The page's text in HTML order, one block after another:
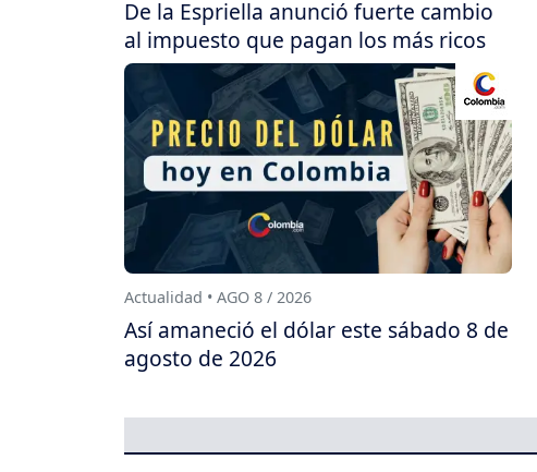
De la Espriella anunció fuerte cambio
al impuesto que pagan los más ricos
Actualidad • AGO 8 / 2026
Así amaneció el dólar este sábado 8 de
agosto de 2026